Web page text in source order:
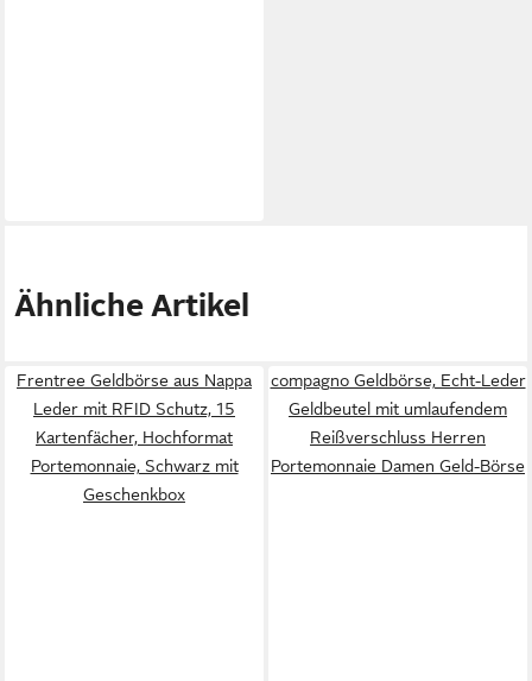
Ähnliche Artikel
Frentree Geldbörse aus Nappa
Leder mit RFID Schutz, 15
Kartenfächer, Hochformat
Portemonnaie, Schwarz mit
Geschenkbox
compagno Geldbörse, Echt-Leder
Geldbeutel mit umlaufendem
Reißverschluss Herren
Portemonnaie Damen Geld-Börse